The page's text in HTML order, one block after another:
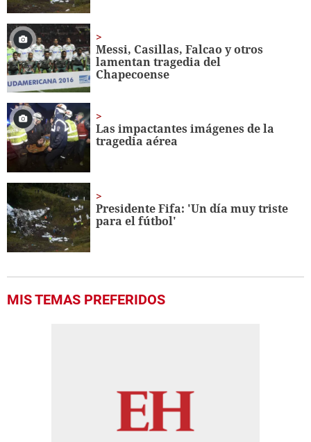
Messi, Casillas, Falcao y otros
lamentan tragedia del
Chapecoense
Las impactantes imágenes de la
tragedia aérea
Presidente Fifa: 'Un día muy triste
para el fútbol'
MIS TEMAS PREFERIDOS